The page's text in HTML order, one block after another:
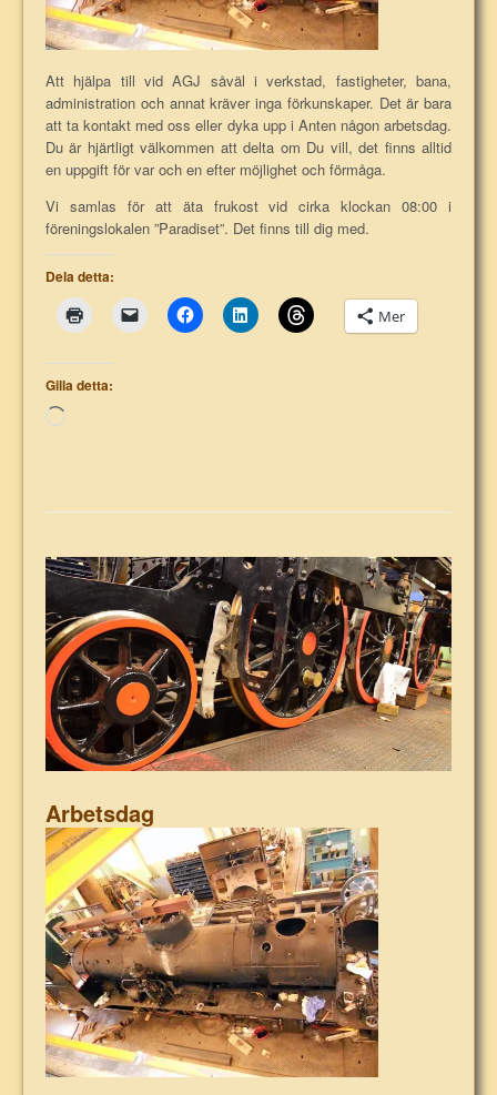
Att hjälpa till vid AGJ såväl i verkstad, fastigheter, bana,
administration och annat kräver inga förkunskaper. Det är bara
att ta kontakt med oss eller dyka upp i Anten någon arbetsdag.
Du är hjärtligt välkommen att delta om Du vill, det finns alltid
en uppgift för var och en efter möjlighet och förmåga.
Vi samlas för att äta frukost vid cirka klockan 08:00 i
föreningslokalen ”Paradiset”. Det finns till dig med.
Dela detta:
Mer
Gilla detta:
Laddar
Arbetsdag